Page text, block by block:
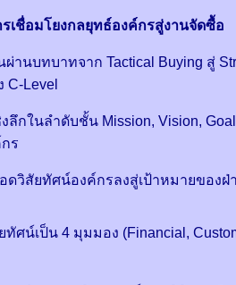
เชื่อมโยงกลยุทธ์องค์กรสู่งานจัดซื้อ
ผ่านบทบาทจาก Tactical Buying สู่
C-Level
ลึกในลำดับชั้น Mission, Vision,
ร
ดวิสัยทัศน์องค์กรลงสู่เป้าหมายของ
ทัศน์เป็น 4 มุมมอง (Financial,